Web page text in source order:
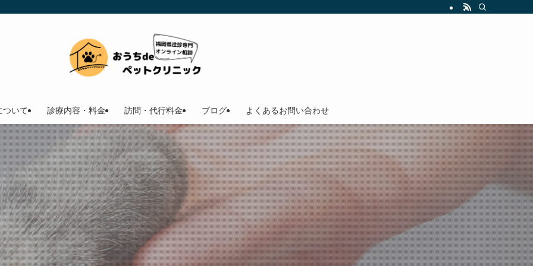
ついて 診療内容・料金 訪問・代行料金 ブログ よくあるお問い合わせ